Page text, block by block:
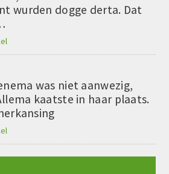
wurden dogge derta. Dat
was niet aanwezig,
kaatste in haar plaats.